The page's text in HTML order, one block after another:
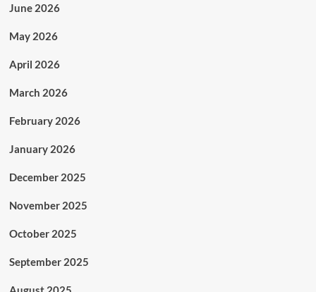
June 2026
May 2026
April 2026
March 2026
February 2026
January 2026
December 2025
November 2025
October 2025
September 2025